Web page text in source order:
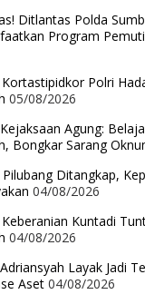
Ditlantas Polda
Program
Polri
05/08/2026
Agung:
Bongkar Sarang
Ditangkap,
04/08/2026
Kuntadi
04/08/2026
Layak Jadi
Aset 04/08/2026